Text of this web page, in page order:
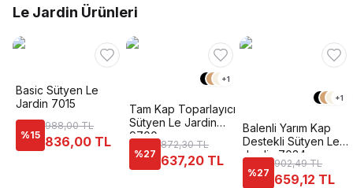
Le Jardin Ürünleri
Basic Sütyen Le
Jardin 7015
%15
988,00 TL
836,00 TL
+1
Tam Kap Toparlayıcı
Sütyen Le Jardin
9700
%27
872,30 TL
637,20 TL
+1
Balenli Yarım Kap
Destekli Sütyen Le
Jardin 7034
%27
902,49 TL
659,12 TL